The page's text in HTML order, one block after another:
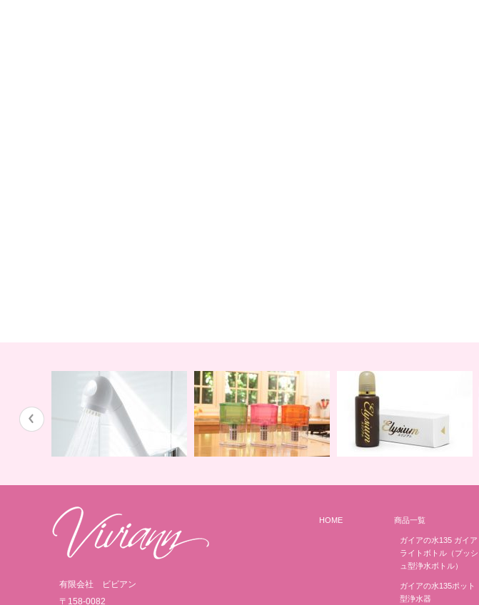
地球の恵みを シャワー 地球の一滴 エリジアム
有限会社 ビビアン
〒158-0082
HOME 商品一覧
ガイアの水135 ガイア
ライトボトル（プッシ
ュ型浄水ボトル）
ガイアの水135ポット
型浄水器